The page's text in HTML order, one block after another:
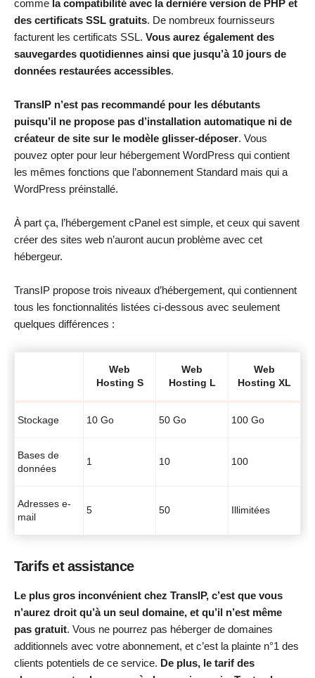
comme la compatibilité avec la dernière version de PHP et
des certificats SSL gratuits. De nombreux fournisseurs
facturent les certificats SSL. Vous aurez également des
sauvegardes quotidiennes ainsi que jusqu’à 10 jours de
données restaurées accessibles.
TransIP n’est pas recommandé pour les débutants
puisqu’il ne propose pas d’installation automatique ni de
créateur de site sur le modèle glisser-déposer. Vous
pouvez opter pour leur hébergement WordPress qui contient
les mêmes fonctions que l’abonnement Standard mais qui a
WordPress préinstallé.
À part ça, l’hébergement cPanel est simple, et ceux qui savent
créer des sites web n’auront aucun problème avec cet
hébergeur.
TransIP propose trois niveaux d’hébergement, qui contiennent
tous les fonctionnalités listées ci-dessous avec seulement
quelques différences :
Web
Hosting S
Web
Hosting L
Web
Hosting XL
Stockage 10 Go 50 Go 100 Go
Bases de
données
1 10 100
Adresses e-
mail
5 50 Illimitées
Tarifs et assistance
Le plus gros inconvénient chez TransIP, c’est que vous
n’aurez droit qu’à un seul domaine, et qu’il n’est même
pas gratuit. Vous ne pourrez pas héberger de domaines
additionnels avec votre abonnement, et c’est la plainte n°1 des
clients potentiels de ce service. De plus, le tarif des